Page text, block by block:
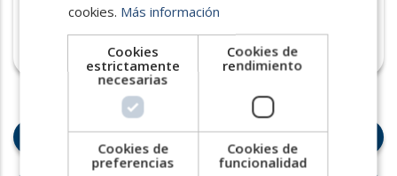
alianza internacional, con
NPAworldwide.
Acceso al "talento escaso"
cookies. Más información
Cookies
estrictamente
necesarias
Cookies de
rendimiento
Cookies de
preferencias
Cookies de
funcionalidad